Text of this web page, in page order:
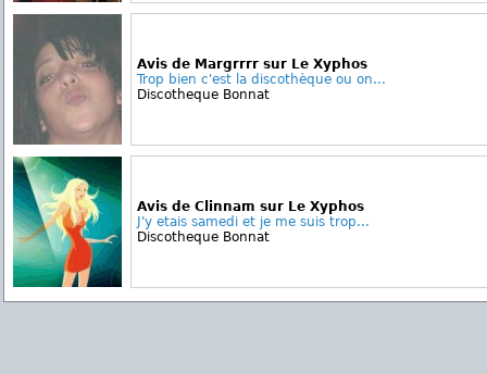
Avis de Margrrrr sur Le Xyphos
Trop bien c'est la discothèque ou on...
Discotheque Bonnat
Avis de Clinnam sur Le Xyphos
J'y etais samedi et je me suis trop...
Discotheque Bonnat